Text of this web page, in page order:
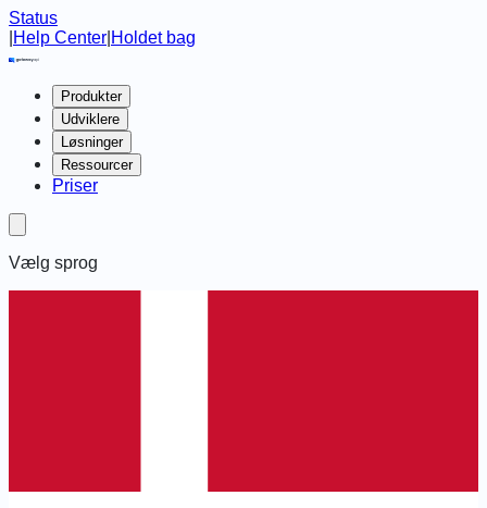
Status
Help Center Holdet bag
Produkter
Udviklere
Løsninger
Ressourcer
Priser
Vælg sprog